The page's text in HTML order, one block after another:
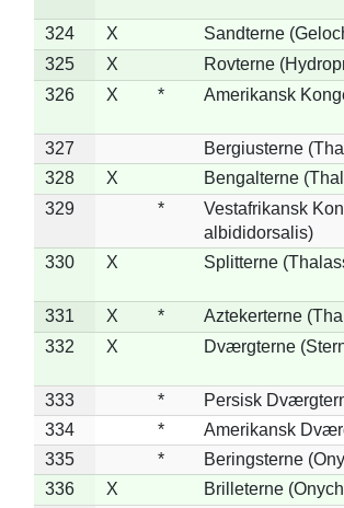
324 X
Sandterne
325
X
Rovterne
326
X * Amerikansk
327
Bergiusterne
328
X
Bengalterne
329
*
Vestafrikansk
albididorsalis)
330
X Splitterne
331 X *
Aztekerterne
332
X Dværgterne
333 *
Persisk
334
*
Amerikansk
335
*
Beringsterne
336
X
Brilleterne